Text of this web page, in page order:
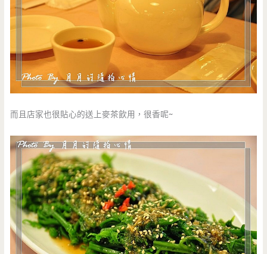
而且店家也很貼心的送上麥茶飲用，很香呢~